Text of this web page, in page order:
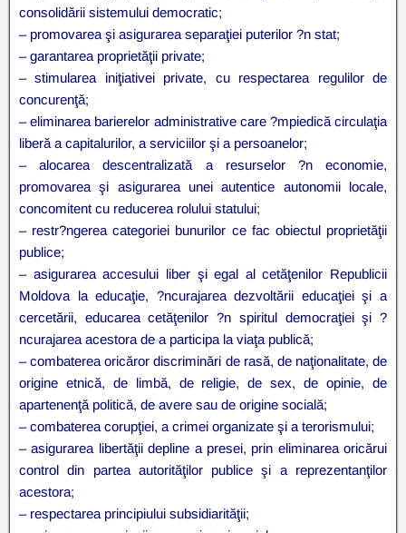
consolidării sistemului democratic;
– promovarea şi asigurarea separaţiei puterilor ?n stat;
– garantarea proprietăţii private;
– stimularea iniţiativei private, cu respectarea regulilor de
concurenţă;
– eliminarea barierelor administrative care ?mpiedică circulaţia
liberă a capitalurilor, a serviciilor şi a persoanelor;
– alocarea descentralizată a resurselor ?n economie,
promovarea şi asigurarea unei autentice autonomii locale,
concomitent cu reducerea rolului statului;
– restr?ngerea categoriei bunurilor ce fac obiectul proprietăţii
publice;
– asigurarea accesului liber şi egal al cetăţenilor Republicii
Moldova la educaţie, ?ncurajarea dezvoltării educaţiei şi a
cercetării, educarea cetăţenilor ?n spiritul democraţiei şi ?
ncurajarea acestora de a participa la viaţa publică;
– combaterea oricăror discriminări de rasă, de naţionalitate, de
origine etnică, de limbă, de religie, de sex, de opinie, de
apartenenţă politică, de avere sau de origine socială;
– combaterea corupţiei, a crimei organizate şi a terorismului;
– asigurarea libertăţii depline a presei, prin eliminarea oricărui
control din partea autorităţilor publice şi a reprezentanţilor
acestora;
– respectarea principiului subsidiarităţii;